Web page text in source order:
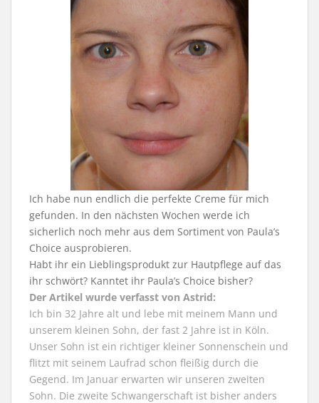
Ich habe nun endlich die perfekte Creme für mich
gefunden. In den nächsten Wochen werde ich
sicherlich noch mehr aus dem Sortiment von Paula’s
Choice ausprobieren.
Habt ihr ein Lieblingsprodukt zur Hautpflege auf das
ihr schwört? Kanntet ihr Paula’s Choice bisher?
Der Artikel wurde verfasst von Astrid:
Ich bin 32 Jahre alt und lebe mit meinem Mann und
unserem kleinen Sohn, der fast 2 Jahre ist in Köln.
Unser Sohn ist ein richtiger kleiner Sonnenschein und
flitzt mit seinem Laufrad schon fleißig durch die
Gegend. Im Januar erwarten wir unseren zweiten
Sohn. Die zweite Schwangerschaft ist bisher anders